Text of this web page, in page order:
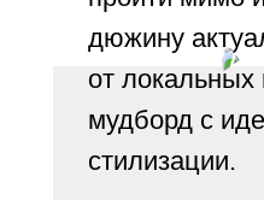
дюжину
от локальных
мудборд с
стилизации.